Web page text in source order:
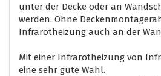
unter der Decke oder an
werden. Ohne
Infrarotheizung auch an der
Mit einer Infrarotheizung von
eine sehr gute Wahl.